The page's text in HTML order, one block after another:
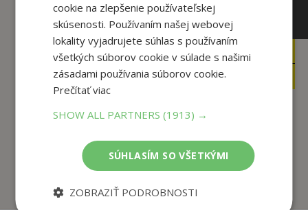
6 €
2,95€
Rozprávka s puzzle
autor neuvedený
hradoch 2
Ján Domasta
cookie na zlepšenie používateľskej
skúsenosti. Používaním našej webovej
lokality vyjadrujete súhlas s používaním
všetkých súborov cookie v súlade s našimi
zásadami používania súborov cookie.
Prečítať viac
SHOW ALL PARTNERS(1913) →
SÚHLASÍM SO VŠETKÝMI
ZOBRAZIŤ PODROBNOSTI